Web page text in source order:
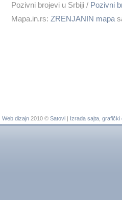
Pozivni brojevi u Srbiji / Pozivni
Mapa.in.rs: ZRENJANIN mapa
Web dizajn2010 © Satovi| Izrada sajta, grafički